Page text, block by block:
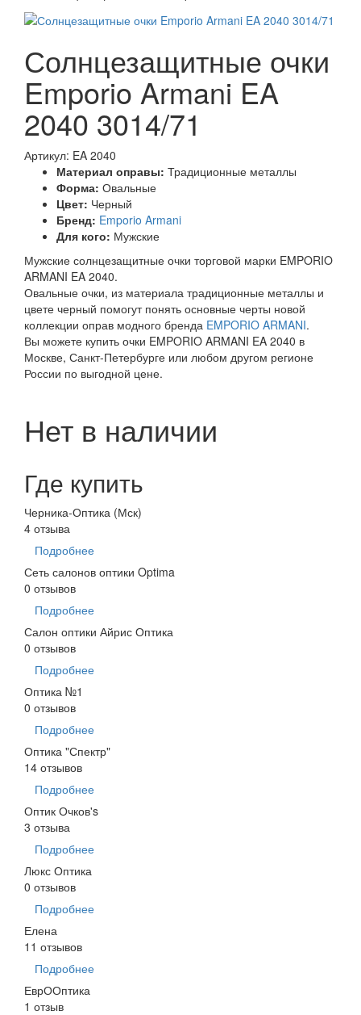
Солнцезащитные очки
Emporio Armani EA
2040 3014/71
Артикул: EA 2040
Материал оправы: Традиционные металлы
Форма: Овальные
Цвет: Черный
Бренд: Emporio Armani
Для кого: Мужские
Мужские солнцезащитные очки торговой марки EMPORIO
ARMANI EA 2040.
Овальные очки, из материала традиционные металлы и
цвете черный помогут понять основные черты новой
коллекции оправ модного бренда EMPORIO ARMANI.
Вы можете купить очки EMPORIO ARMANI EA 2040 в
Москве, Санкт-Петербурге или любом другом регионе
России по выгодной цене.
Нет в наличии
Где купить
Черника-Оптика (Мск)
4 отзыва
Подробнее
Сеть салонов оптики Optima
0 отзывов
Подробнее
Салон оптики Айрис Оптика
0 отзывов
Подробнее
Оптика №1
0 отзывов
Подробнее
Оптика "Спектр"
14 отзывов
Подробнее
Оптик Очков's
3 отзыва
Подробнее
Люкс Оптика
0 отзывов
Подробнее
Елена
11 отзывов
Подробнее
ЕврООптика
1 отзыв